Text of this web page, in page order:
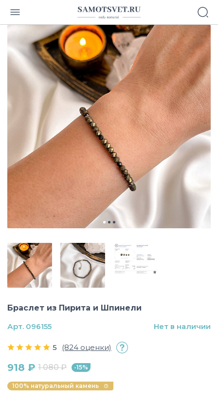
Браслет из Пирита и Шпинели
5 (824 оценки)
918 ₽ 1 080 ₽ -15%
100% натуральный камень
Арт. 096155 Нет в наличии